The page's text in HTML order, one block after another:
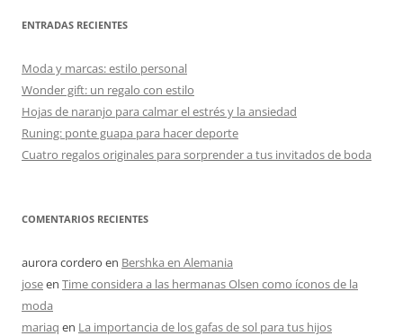
ENTRADAS RECIENTES
Moda y marcas: estilo personal
Wonder gift: un regalo con estilo
Hojas de naranjo para calmar el estrés y la ansiedad
Runing: ponte guapa para hacer deporte
Cuatro regalos originales para sorprender a tus invitados de boda
COMENTARIOS RECIENTES
aurora cordero en Bershka en Alemania
joseen Time considera a las hermanas Olsen como íconos de la
moda
mariaq en La importancia de los gafas de sol para tus hijos